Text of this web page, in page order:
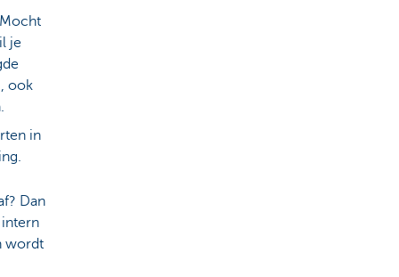
je
ook
in
Dan
wordt